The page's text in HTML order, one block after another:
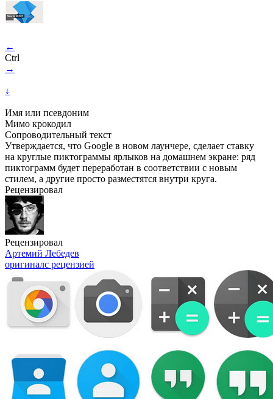
←
Ctrl
→
↓
Имя или псевдоним
Мимо крокодил
Сопроводительный текст
Утверждается, что Google в новом лаунчере, сделает ставку
на круглые пиктограммы ярлыков на домашнем экране: ряд
пиктограмм будет переработан в соответствии с новым
стилем, а другие просто разместятся внутри круга.
Рецензировал
Рецензировал
Артемий Лебедев
оригиналс рецензией